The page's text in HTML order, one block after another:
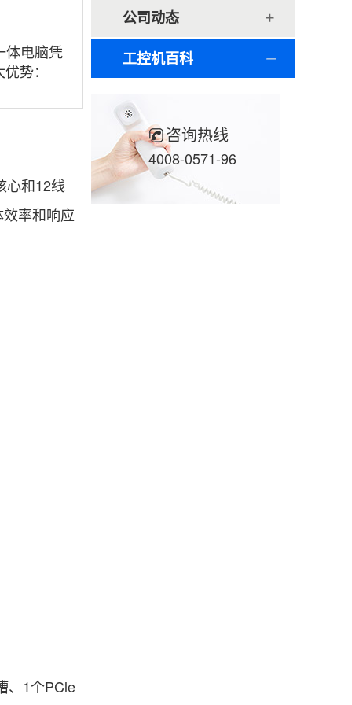
公司动态
工控机百科
咨询热线
4008-0571-96
体电脑凭
势：
心和12线
率和响应
、1个PCle